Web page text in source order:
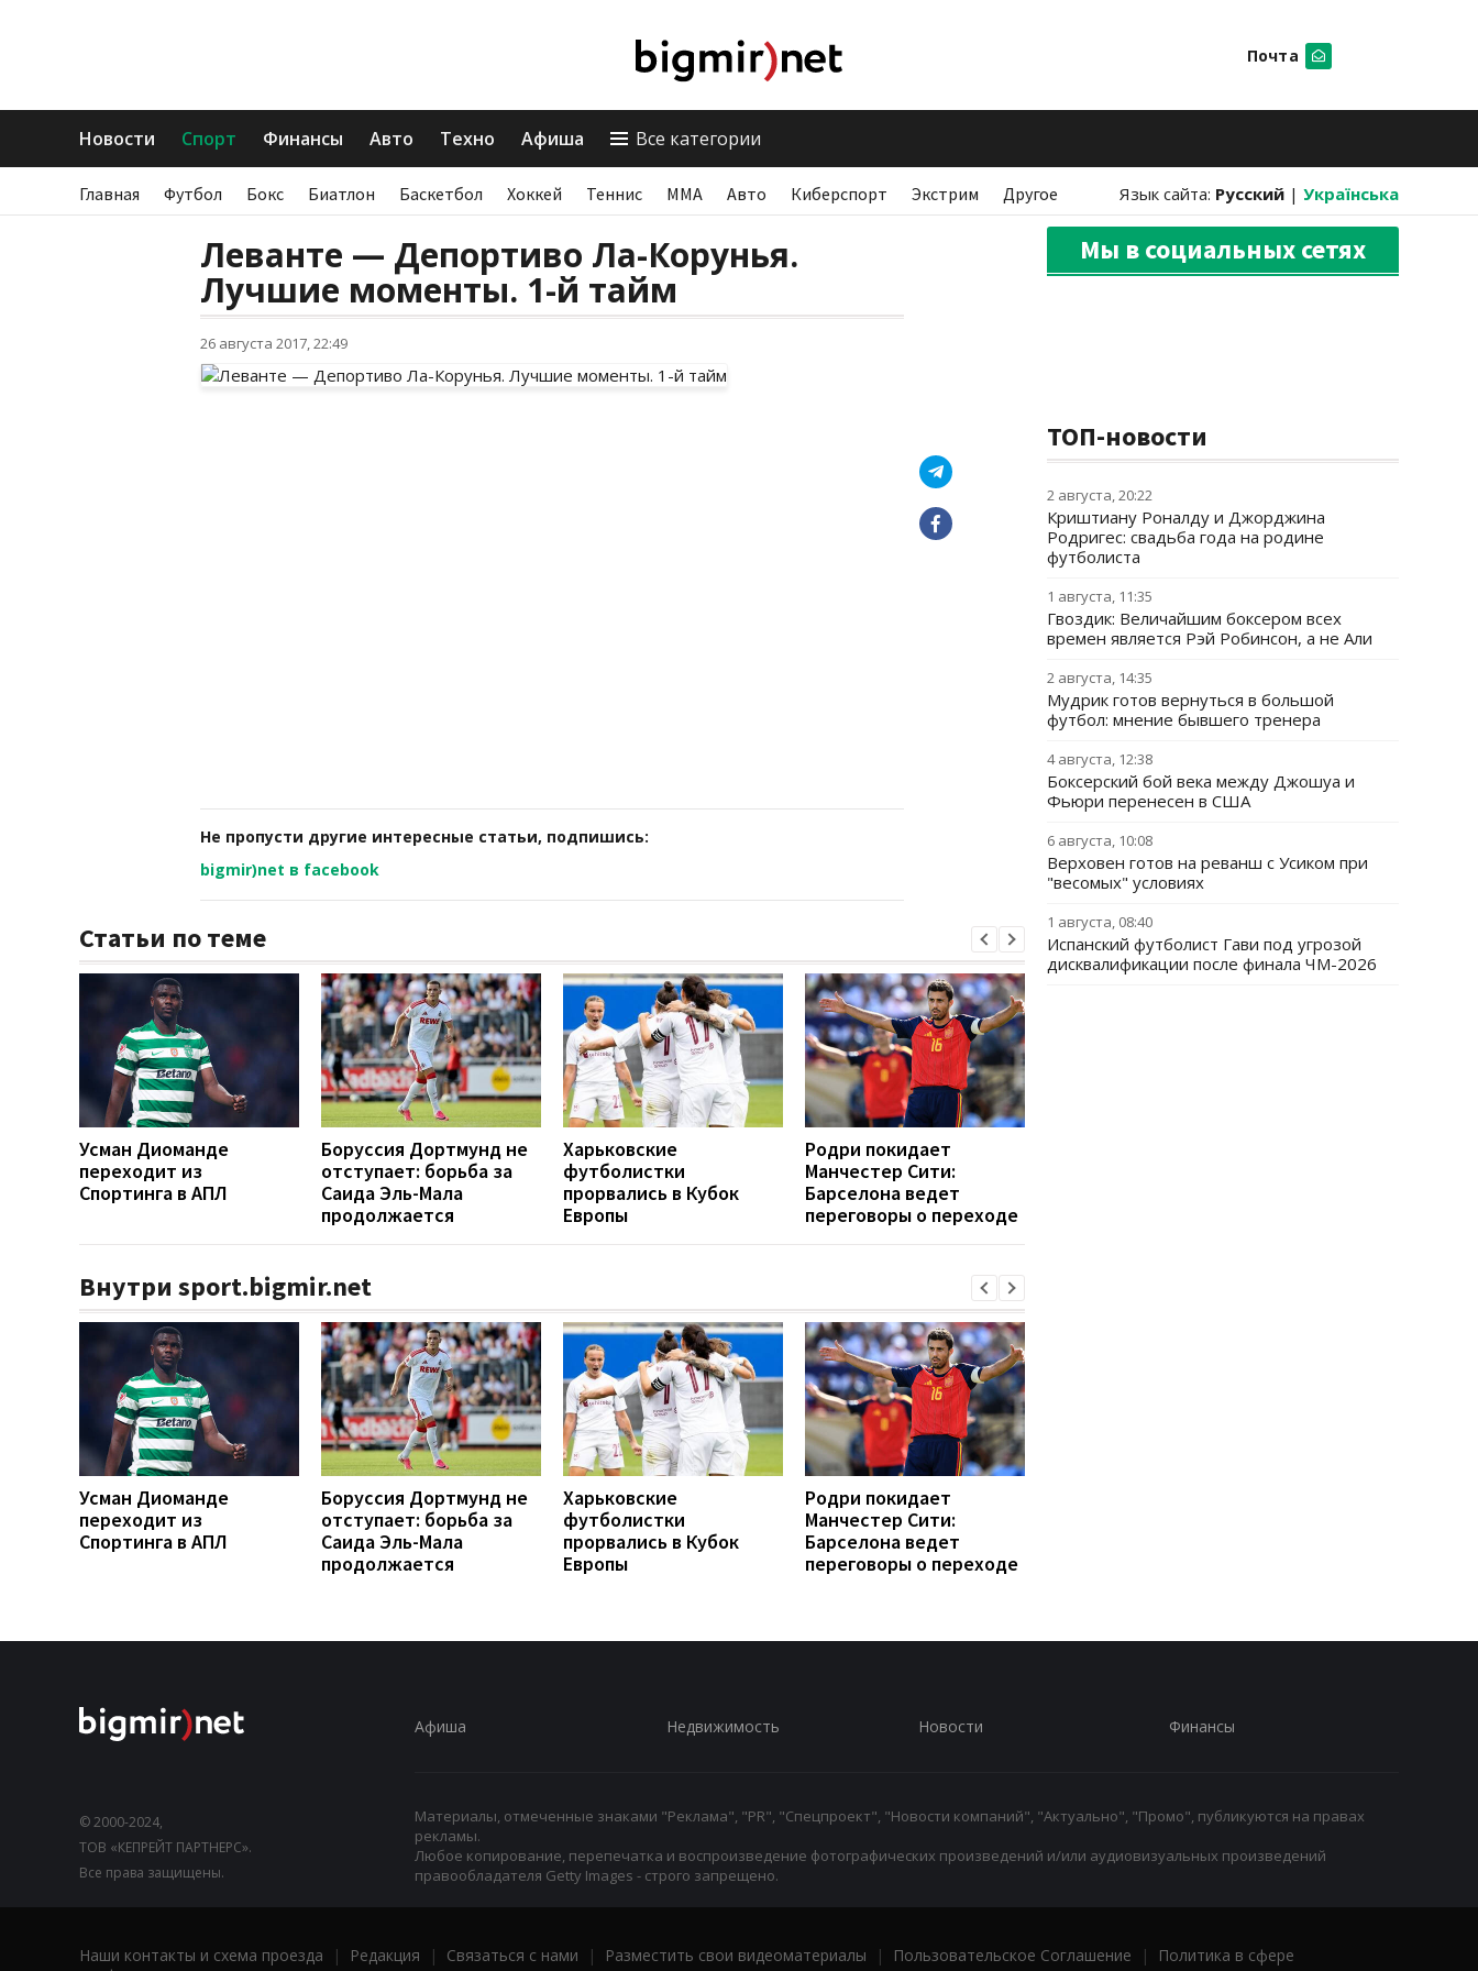
Почта
Новости Спорт Финансы Авто Техно Афиша Все категории
Главная Футбол Бокс Биатлон Баскетбол Хоккей Теннис ММА Авто Киберспорт Экстрим Другое Язык сайта: Русский | Українська
Леванте — Депортиво Ла-Корунья.
Лучшие моменты. 1-й тайм
26 августа 2017, 22:49
Не пропусти другие интересные статьи, подпишись:
bigmir)net в facebook
Статьи по теме
Усман Диоманде
переходит из
Спортинга в АПЛ
Боруссия Дортмунд не
отступает: борьба за
Саида Эль-Мала
продолжается
Харьковские
футболистки
прорвались в Кубок
Европы
Родри покидает
Манчестер Сити:
Барселона ведет
переговоры о переходе
Внутри sport.bigmir.net
Усман Диоманде
переходит из
Спортинга в АПЛ
Боруссия Дортмунд не
отступает: борьба за
Саида Эль-Мала
продолжается
Харьковские
футболистки
прорвались в Кубок
Европы
Родри покидает
Манчестер Сити:
Барселона ведет
переговоры о переходе
Мы в социальных сетях
ТОП-новости
2 августа, 20:22
Криштиану Роналду и Джорджина
Родригес: свадьба года на родине
футболиста
1 августа, 11:35
Гвоздик: Величайшим боксером всех
времен является Рэй Робинсон, а не Али
2 августа, 14:35
Мудрик готов вернуться в большой
футбол: мнение бывшего тренера
4 августа, 12:38
Боксерский бой века между Джошуа и
Фьюри перенесен в США
6 августа, 10:08
Верховен готов на реванш с Усиком при
"весомых" условиях
1 августа, 08:40
Испанский футболист Гави под угрозой
дисквалификации после финала ЧМ-2026
© 2000-2024,
ТОВ «КЕПРЕЙТ ПАРТНЕРС».
Все права защищены.
Афиша Недвижимость Новости Финансы
Материалы, отмеченные знаками "Реклама", "PR", "Спецпроект", "Новости компаний", "Актуально", "Промо", публикуются на правах
рекламы.
Любое копирование, перепечатка и воспроизведение фотографических произведений и/или аудиовизуальных произведений
правообладателя Getty Images - строго запрещено.
Наши контакты и схема проезда | Редакция | Связаться с нами | Разместить свои видеоматериалы | Пользовательское Соглашение |
Политика в сфере